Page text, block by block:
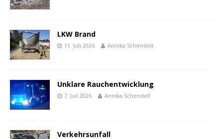
LKW Brand
11. Juli 2026 Annika Schendell
Unklare Rauchentwicklung
7. Juli 2026 Annika Schendell
Verkehrsunfall